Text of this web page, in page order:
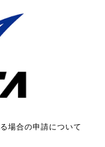
場合の申請について